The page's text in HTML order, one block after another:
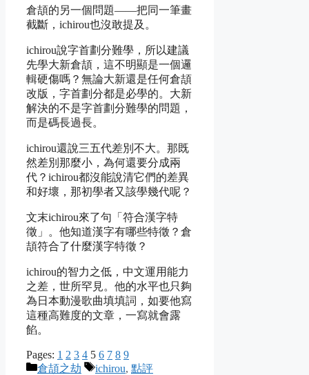
倉頡的另一個問題——把同一筆畫
截斷，ichirou也沒敢提及。
ichirou說字首劃分難學，所以建議
先學大新倉頡，這不明顯是一個邏
輯硬傷嗎？無論大新還是任何倉頡
改版，字首劃分都是必學的。大新
解決的不是字首劃分難學的問題，
而是碼長過長。
ichirou還說三五代差別不大。那既
然差別那麼小，為何還要分成兩
代？ichirou都沒能說清它們的差異
和好壞，那初學者又該學幾代呢？
文末ichirou來了句「符合漢字特
徵」。他知道漢字有哪些特徵？倉
頡符合了什麼漢字特徵？
ichirou的智力之低，中文運用能力
之差，世所罕見。他的水平也只夠
為日本動漫歌曲填填詞，如要他寫
這種高難度的文章，一寫就會露
餡。
Pages: 1 2 3 4 5 6 7 8 9
Categories
倉頡之劫 Tags
ichirou, 點評